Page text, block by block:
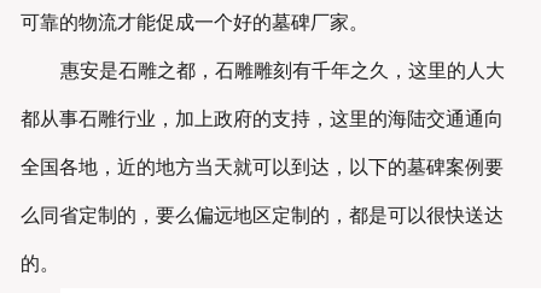
可靠的物流才能促成一个好的墓碑厂家。
惠安是石雕之都，石雕雕刻有千年之久，这里的人大
都从事石雕行业，加上政府的支持，这里的海陆交通通向
全国各地，近的地方当天就可以到达，以下的墓碑案例要
么同省定制的，要么偏远地区定制的，都是可以很快送达
的。